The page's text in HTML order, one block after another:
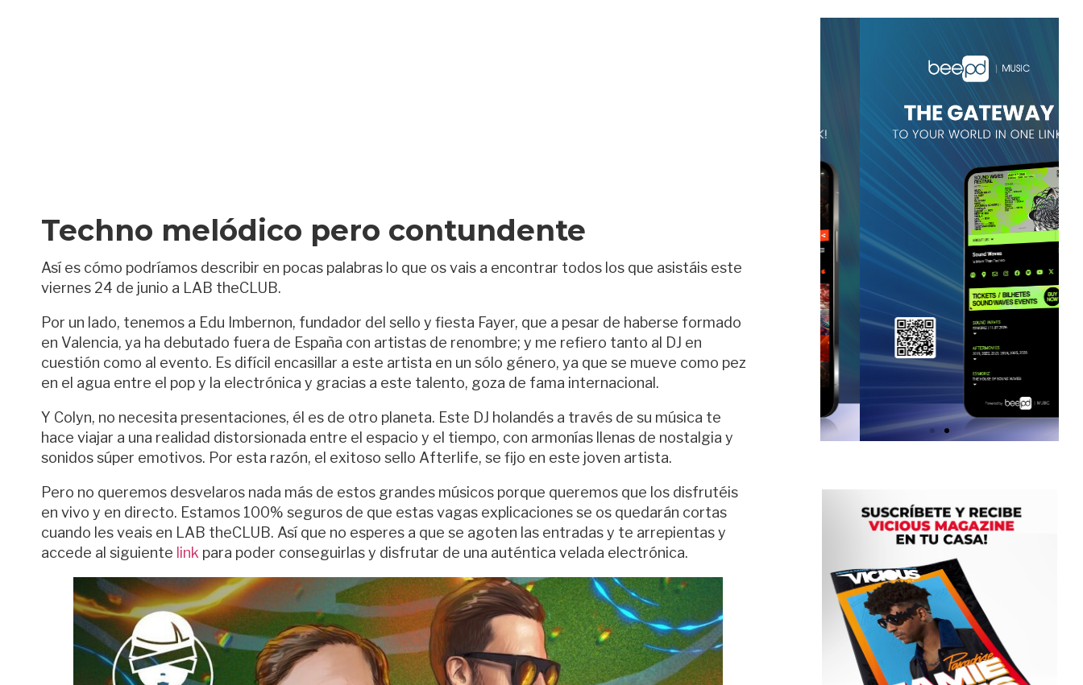
Techno melódico pero contundente
Así es cómo podríamos describir en pocas palabras lo que os vais a encontrar todos los que asistáis este
viernes 24 de junio a LAB theCLUB.
Por un lado, tenemos a Edu Imbernon, fundador del sello y fiesta Fayer, que a pesar de haberse formado
en Valencia, ya ha debutado fuera de España con artistas de renombre; y me refiero tanto al DJ en
cuestión como al evento. Es difícil encasillar a este artista en un sólo género, ya que se mueve como pez
en el agua entre el pop y la electrónica y gracias a este talento, goza de fama internacional.
Y Colyn, no necesita presentaciones, él es de otro planeta. Este DJ holandés a través de su música te
hace viajar a una realidad distorsionada entre el espacio y el tiempo, con armonías llenas de nostalgia y
sonidos súper emotivos. Por esta razón, el exitoso sello Afterlife, se fijo en este joven artista.
Pero no queremos desvelaros nada más de estos grandes músicos porque queremos que los disfrutéis
en vivo y en directo. Estamos 100% seguros de que estas vagas explicaciones se os quedarán cortas
cuando les veais en LAB theCLUB. Así que no esperes a que se agoten las entradas y te arrepientas y
accede al siguiente link para poder conseguirlas y disfrutar de una auténtica velada electrónica.